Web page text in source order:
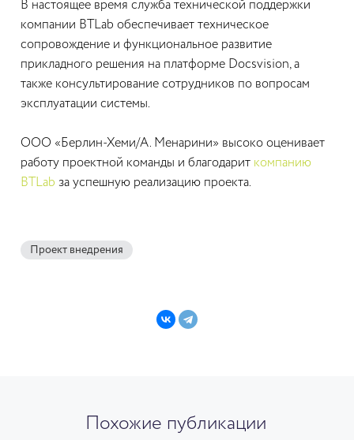
В настоящее время служба технической поддержки
компании BTLab обеспечивает техническое
сопровождение и функциональное развитие
прикладного решения на платформе Docsvision, а
также консультирование сотрудников по вопросам
эксплуатации системы.
ООО «Берлин-Хеми/А. Менарини» высоко оценивает
работу проектной команды и благодарит компанию
BTLab за успешную реализацию проекта.
Проект внедрения
Похожие публикации